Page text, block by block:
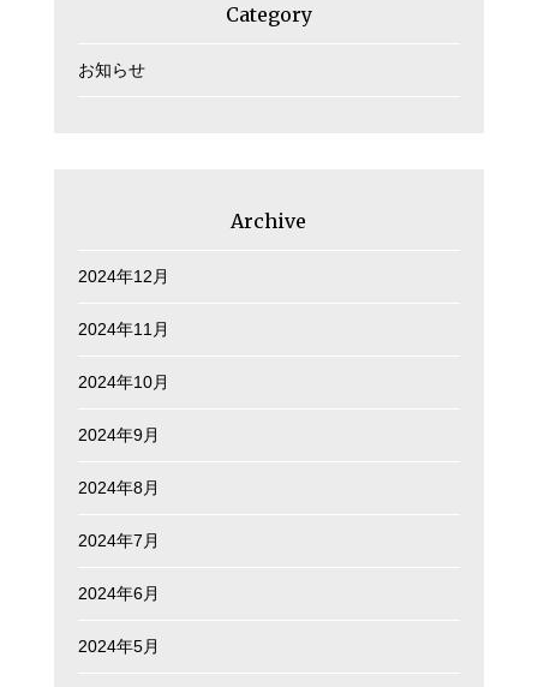
Category
お知らせ
Archive
2024年12月
2024年11月
2024年10月
2024年9月
2024年8月
2024年7月
2024年6月
2024年5月